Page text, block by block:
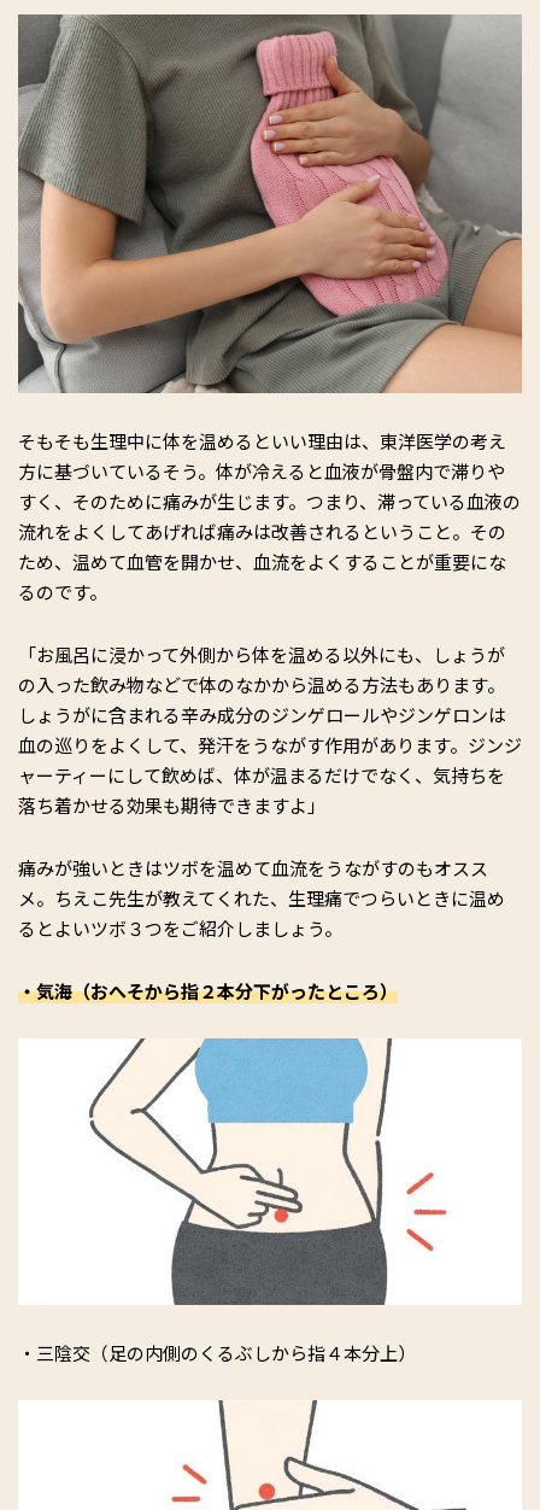
そもそも生理中に体を温めるといい理由は、東洋医学の考え
方に基づいているそう。体が冷えると血液が骨盤内で滞りや
すく、そのために痛みが生じます。つまり、滞っている血液の
流れをよくしてあげれば痛みは改善されるということ。その
ため、温めて血管を開かせ、血流をよくすることが重要にな
るのです。
「お風呂に浸かって外側から体を温める以外にも、しょうが
の入った飲み物などで体のなかから温める方法もあります。
しょうがに含まれる辛み成分のジンゲロールやジンゲロンは
血の巡りをよくして、発汗をうながす作用があります。ジンジ
ャーティーにして飲めば、体が温まるだけでなく、気持ちを
落ち着かせる効果も期待できますよ」
痛みが強いときはツボを温めて血流をうながすのもオスス
メ。ちえこ先生が教えてくれた、生理痛でつらいときに温め
るとよいツボ３つをご紹介しましょう。
・気海（おへそから指２本分下がったところ）
・三陰交（足の内側のくるぶしから指４本分上）